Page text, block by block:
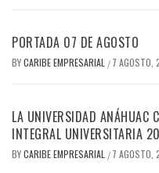
PORTADA 07 DE AGOSTO
BYCARIBE EMPRESARIAL / 7 AGOSTO,
LA UNIVERSIDAD ANÁHUAC
INTEGRAL UNIVERSITARIA
BYCARIBE EMPRESARIAL / 7 AGOSTO,